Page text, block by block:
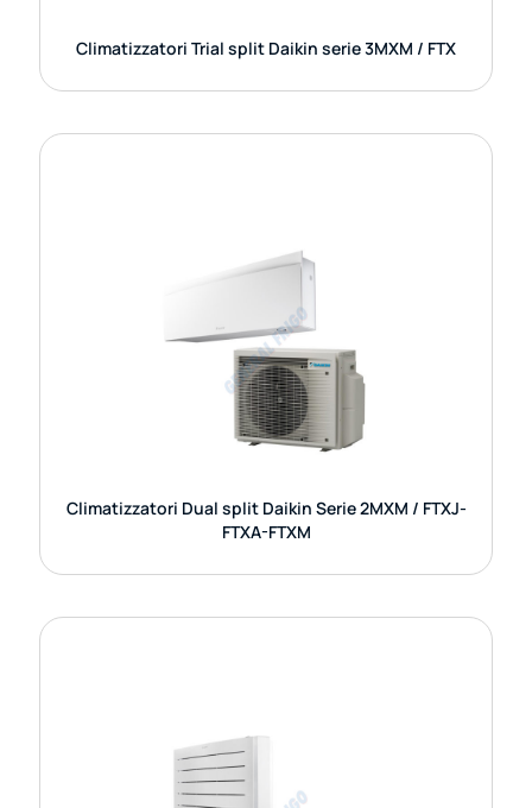
Climatizzatori Trial split Daikin serie 3MXM / FTX
Climatizzatori Dual split Daikin Serie 2MXM / FTXJ-
FTXA-FTXM
CLIMATIZZATORI DUAL SPLIT DAIKIN
I climatizzatori Dual Split Daikin della serie 2MXM
abbinati alle unità interne FTXJ, FTXA e FTXM
rappresentano una soluzione versatile e
CLIMATIZZATORI MONO SPLIT
PAVIMENTO DAIKIN SERIE RXM / FVX